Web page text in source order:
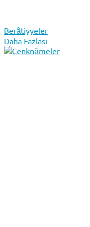
Berâtiyyeler
Daha Fazlası